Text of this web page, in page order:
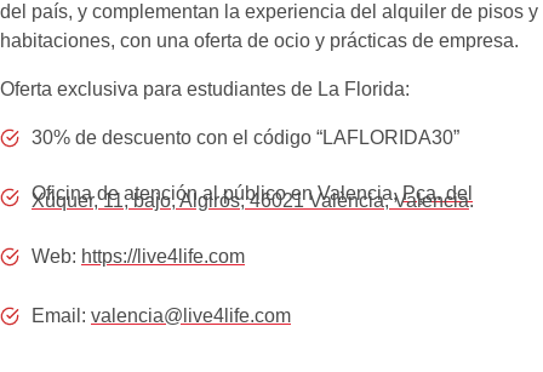
del país, y complementan la experiencia del alquiler de pisos y
habitaciones, con una oferta de ocio y prácticas de empresa.
Oferta exclusiva para estudiantes de La Florida:
30% de descuento con el código “LAFLORIDA30”
Oficina de atención al público en Valencia,Pça. del
Xúquer, 11, bajo, Algirós, 46021 València, Valencia.
Web: https://live4life.com
Email: valencia@live4life.com